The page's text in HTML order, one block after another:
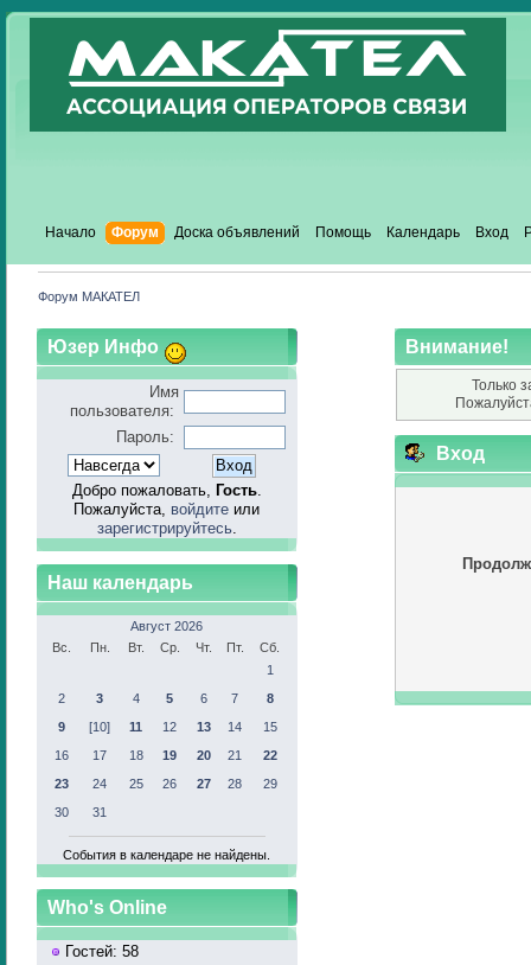
Начало Форум Доска объявлений Помощь Календарь Вход
Форум МАКАТЕЛ
Юзер Инфо
Имя
пользователя:
Пароль:
Добро пожаловать, Гость.
Пожалуйста, войдите или
зарегистрируйтесь.
Наш календарь
Август 2026
Вс.
Пн. Вт. Ср. Чт. Пт.
Сб.
1
2
3 4 5 6 7
8
9
[10] 11 12 13 14
15
16
17 18 19 20 21
22
23
24 25 26 27 28
29
30
31
События в календаре не найдены.
Who's Online
Гостей: 58
Внимание!
Только
Вход